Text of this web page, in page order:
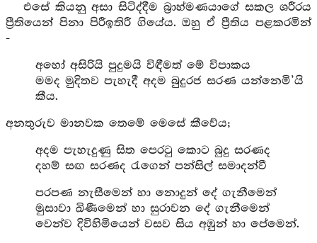
එසේ කියනු අසා සිටිද්දීම බ්‍රාහ්මණයාගේ සකල ශරීරය
ප්‍රීතියෙන් පිනා පිරීඉතිරී ගියේය. ඔහු ඒ ප්‍රීතිය පළකරමින්
-
අහෝ අසිරියි පුදුමයි විඳීමත් මේ විපාකය
මමද මුදිතව පැහැදී අදම බුදුරජ සරණ යන්නෙමි’යි
කීය.
අනතුරුව මානවක තෙමේ මෙසේ කීවේය;
අදම පැහැදුණු සිත පෙරටු කොට බුදු සරණද
දහම් සඟ සරණද රැගෙන් පන්සිල් සමාදන්වී
පරපණ නැසීමෙන් හා නොදුන් දේ ගැනීමෙන්
මුසාවා ඛිණීමෙන් හා සුරාවන දේ ගැනීමෙන්
වෙන්ව දිවිහිමියෙන් වසව සිය අඹුන් හා පේමෙන්.